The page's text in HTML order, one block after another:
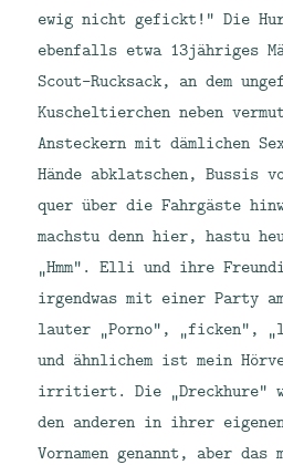
ewig nicht gefickt!“ Die
ebenfalls etwa 13jähriges
Scout-Rucksack, an dem
Kuscheltierchen neben
Ansteckern mit dämlichen
Hände abklatschen, Bussis
quer über die Fahrgäste
machstu denn hier, hastu
„Hmm“. Elli und ihre
irgendwas mit einer Party
lauter „Porno“, „ficken“,
und ähnlichem ist mein
irritiert. Die „Dreckhure“
den anderen in ihrer
Vornamen genannt, aber das